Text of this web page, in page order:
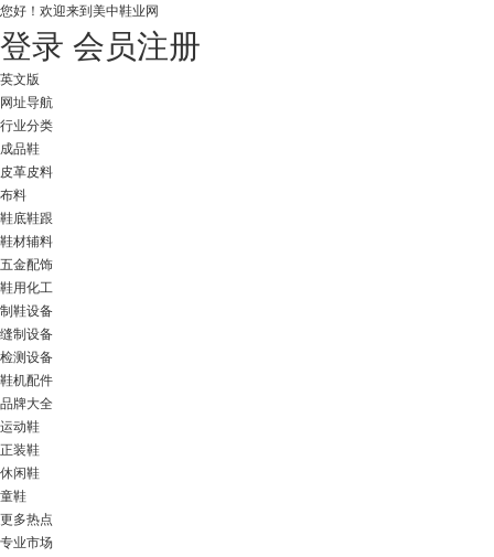
您好！ 欢迎来到美中鞋业网
登录 会员注册
英文版
网址导航
行业分类
成品鞋
皮革皮料
布料
鞋底鞋跟
鞋材辅料
五金配饰
鞋用化工
制鞋设备
缝制设备
检测设备
鞋机配件
品牌大全
运动鞋
正装鞋
休闲鞋
童鞋
更多热点
专业市场